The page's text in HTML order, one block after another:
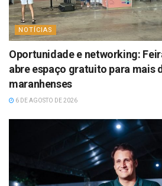
NOTÍCIAS
Oportunidade e networking:
abre espaço gratuito para mais
maranhenses
6 DE AGOSTO DE 2026